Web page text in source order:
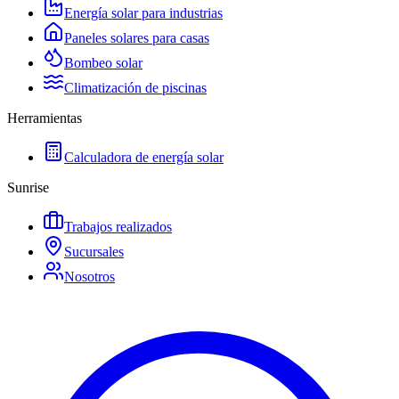
Energía solar para industrias
Paneles solares para casas
Bombeo solar
Climatización de piscinas
Herramientas
Calculadora de energía solar
Sunrise
Trabajos realizados
Sucursales
Nosotros